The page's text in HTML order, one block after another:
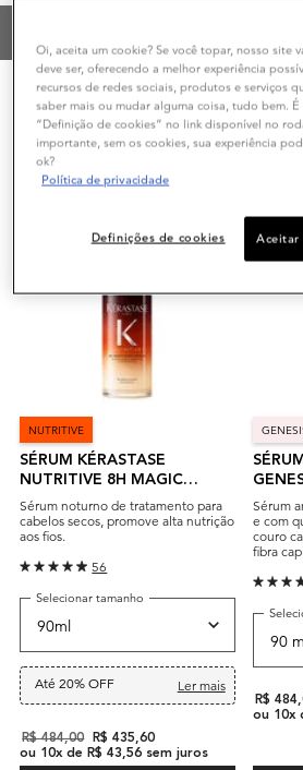
FILTRAR POR
FILTERS MENU
NUTRITIVE
SÉRUM KÉRASTASE
NUTRITIVE 8H MAGIC
NIGHT
Sérum noturno de tratamento para
cabelos secos, promove alta nutrição
aos fios.
56
Selecionar tamanho
Até 20% OFF Ler mais
Old price
R$ 484,00 New price
R$ 435,60
ou 10x de R$ 43,56 sem juros
Sérum
e com
couro
fibra
R$
ou 10x
Oi, aceita um cookie? Se você topar, nosso site
deve ser, oferecendo a melhor experiência
recursos de redes sociais, produtos e serviços
saber mais ou mudar alguma coisa, tudo bem.
“Definição de cookies” no link disponível no
importante, sem os cookies, sua experiência
ok?
Política de privacidade
Definições de cookies Aceitar